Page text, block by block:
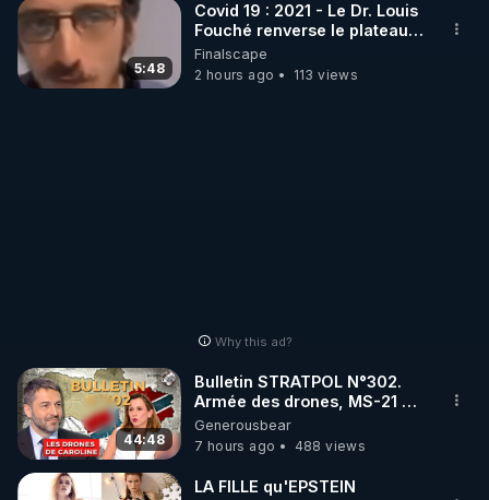
🌱 LA BOUTIQUE DU MAGAZINE
Pour obtenir les anciens numéros que vous avez
🌱 INSTAGRAM
https://www.instagram.com/rdlr_thierrycasasnovas/
http://rgnr.li/instagram
5:48
Covid 19 : 2021 - Le Dr. Louis
Fouché renverse le plateau
de CNews !
Finalscape
2 hours ago
113 views
Why this ad?
44:48
Bulletin STRATPOL N°302.
Armée des drones, MS-21 en
série, missiles coréens.
07.08.2026.
Generousbear
7 hours ago
488 views
LA FILLE qu'EPSTEIN